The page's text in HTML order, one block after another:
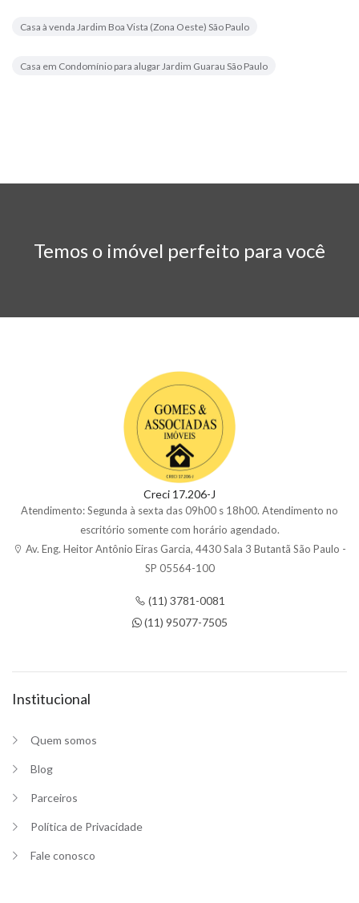
Casa à venda Jardim Boa Vista (Zona Oeste) São Paulo
Casa em Condomínio para alugar Jardim Guarau São Paulo
Temos o imóvel perfeito para você
Creci 17.206-J
Atendimento: Segunda à sexta das 09h00 s 18h00. Atendimento no
escritório somente com horário agendado.
Av. Eng. Heitor Antônio Eiras Garcia, 4430 Sala 3 Butantã São Paulo -
SP 05564-100
(11) 3781-0081
(11) 95077-7505
Institucional
Quem somos
Blog
Parceiros
Política de Privacidade
Fale conosco